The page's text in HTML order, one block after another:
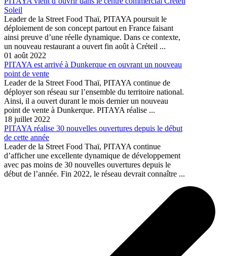
Soleil
Leader de la Street Food Thaï, PITAYA poursuit le
déploiement de son concept partout en France faisant
ainsi preuve d’une réelle dynamique. Dans ce contexte,
un nouveau restaurant a ouvert fin août à Créteil ...
01 août 2022
PITAYA est arrivé à Dunkerque en ouvrant un nouveau
point de vente
Leader de la Street Food Thaï, PITAYA continue de
déployer son réseau sur l’ensemble du territoire national.
Ainsi, il a ouvert durant le mois dernier un nouveau
point de vente à Dunkerque. PITAYA réalise ...
18 juillet 2022
PITAYA réalise 30 nouvelles ouvertures depuis le début
de cette année
Leader de la Street Food Thaï, PITAYA continue
d’afficher une excellente dynamique de développement
avec pas moins de 30 nouvelles ouvertures depuis le
début de l’année. Fin 2022, le réseau devrait connaître ...